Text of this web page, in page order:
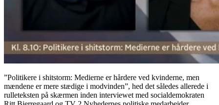
”Politikere i shitstorm: Medierne er hårdere ved kvinderne, men
mændene er mere stædige i modvinden”, hed det således allerede i
rulleteksten på skærmen inden interviewet med socialdemokraten